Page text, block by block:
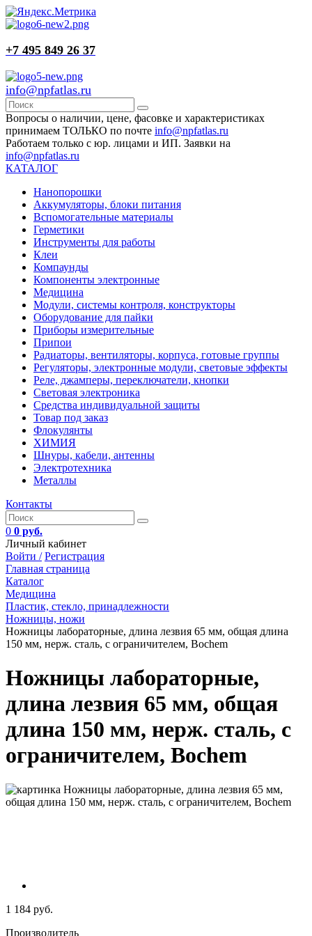
+7 495 849 26 37
info@npfatlas.ru
Вопросы о наличии, цене, фасовке и характеристиках
принимаем ТОЛЬКО по почте info@npfatlas.ru
Работаем только с юр. лицами и ИП. Заявки на
info@npfatlas.ru
КАТАЛОГ
Нанопорошки
Аккумуляторы, блоки питания
Вспомогательные материалы
Герметики
Инструменты для работы
Клеи
Компаунды
Компоненты электронные
Медицина
Модули, системы контроля, конструкторы
Оборудование для пайки
Приборы измерительные
Припои
Радиаторы, вентиляторы, корпуса, готовые группы
Регуляторы, электронные модули, световые эффекты
Реле, джамперы, переключатели, кнопки
Световая электроника
Средства индивидуальной защиты
Товар под заказ
Флокулянты
ХИМИЯ
Шнуры, кабели, антенны
Электротехника
Металлы
Контакты
0 0 руб.
Личный кабинет
Войти / Регистрация
Главная страница
Каталог
Медицина
Пластик, стекло, принадлежности
Ножницы, ножи
Ножницы лабораторные, длина лезвия 65 мм, общая длина
150 мм, нерж. сталь, с ограничителем, Bochem
Ножницы лабораторные,
длина лезвия 65 мм, общая
длина 150 мм, нерж. сталь, с
ограничителем, Bochem
1 184 руб.
Производитель